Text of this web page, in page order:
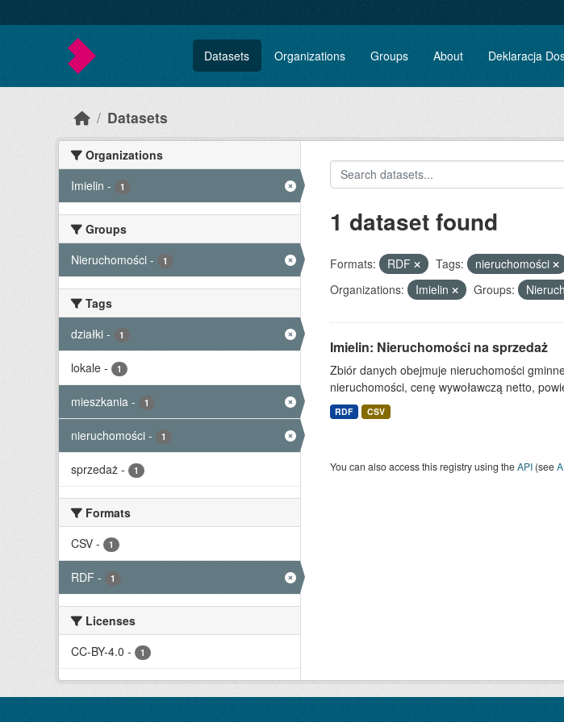
Datasets Organizations Groups About Deklaracja
Datasets
Organizations
Imielin - 1
Groups
Nieruchomości - 1
Tags
działki - 1
lokale - 1
mieszkania - 1
nieruchomości - 1
sprzedaż - 1
Formats
CSV - 1
RDF - 1
Licenses
CC-BY-4.0 - 1
1 dataset found
Formats: RDF Tags: nieruchomości
Organizations:
Imielin Groups:
Imielin: Nieruchomości na sprzedaż
Zbiór danych obejmuje nieruchomości
nieruchomości, cenę wywoławczą netto,
RDF CSV
You can also access this registry using theAPI(see